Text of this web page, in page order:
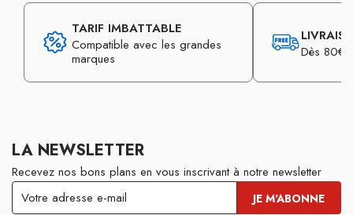
TARIF IMBATTABLE
Compatible avec les grandes
marques
Dès 80€
LA NEWSLETTER
Recevez nos bons plans en vous inscrivant à notre newsletter